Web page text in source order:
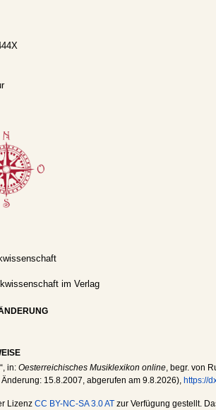
im Verlag
in: Oesterreichisches Musiklexikon online , begr. von
15.8.2007 , abgerufen am 9.8.2026), https://
Lizenz CC BY-NC-SA 3.0 AT zur Verfügung gestellt.